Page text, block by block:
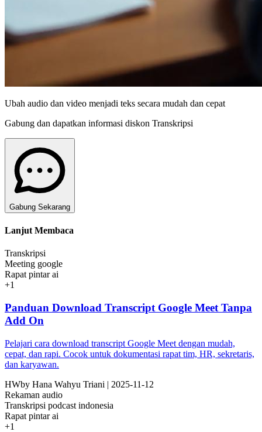
Ubah audio dan video menjadi teks secara mudah dan cepat
Gabung dan dapatkan informasi diskon Transkripsi
Gabung Sekarang
Lanjut Membaca
Transkripsi
Meeting google
Rapat pintar ai
+1
Panduan Download Transcript Google Meet Tanpa
Add On
Pelajari cara download transcript Google Meet dengan mudah,
cepat, dan rapi. Cocok untuk dokumentasi rapat tim, HR, sekretaris,
dan karyawan.
HWby Hana Wahyu Triani | 2025-11-12
Rekaman audio
Transkripsi podcast indonesia
Rapat pintar ai
+1